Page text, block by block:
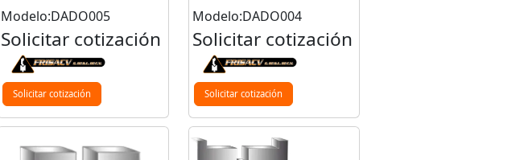
Modelo:DADO005
Solicitar cotización
Solicitar cotización
Modelo:DADO004
Solicitar cotización
Solicitar cotización